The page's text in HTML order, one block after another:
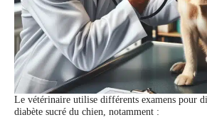
Le vétérinaire utilise différents examens pour
diabète sucré du chien, notamment :